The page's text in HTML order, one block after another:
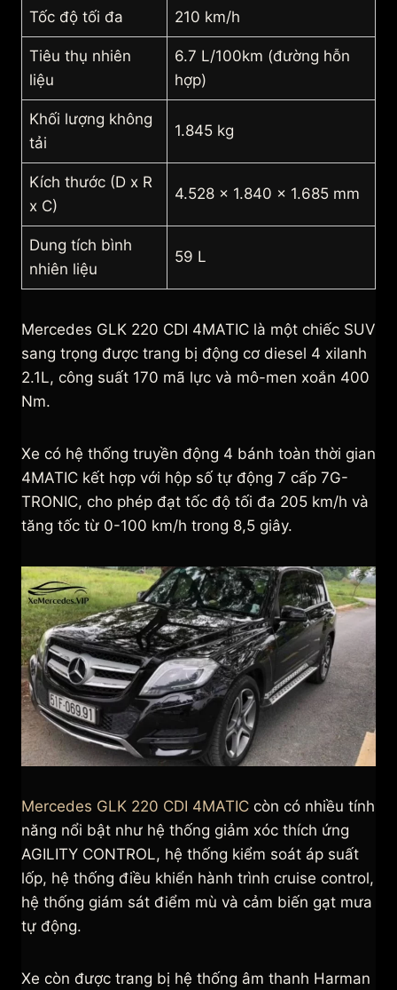
Tốc độ tối đa 210 km/h
Tiêu thụ nhiên
liệu
6.7 L/100km (đường hỗn
hợp)
Khối lượng không
tải
1.845 kg
Kích thước (D x R
x C)
4.528 x 1.840 x 1.685 mm
Dung tích bình
nhiên liệu
59 L
Mercedes GLK 220 CDI 4MATIC là một chiếc SUV
sang trọng được trang bị động cơ diesel 4 xilanh
2.1L, công suất 170 mã lực và mô-men xoắn 400
Nm.
Xe có hệ thống truyền động 4 bánh toàn thời gian
4MATIC kết hợp với hộp số tự động 7 cấp 7G-
TRONIC, cho phép đạt tốc độ tối đa 205 km/h và
tăng tốc từ 0-100 km/h trong 8,5 giây.
Mercedes GLK 220 CDI 4MATIC còn có nhiều tính
năng nổi bật như hệ thống giảm xóc thích ứng
AGILITY CONTROL, hệ thống kiểm soát áp suất
lốp, hệ thống điều khiển hành trình cruise control,
hệ thống giám sát điểm mù và cảm biến gạt mưa
tự động.
Xe còn được trang bị hệ thống âm thanh Harman